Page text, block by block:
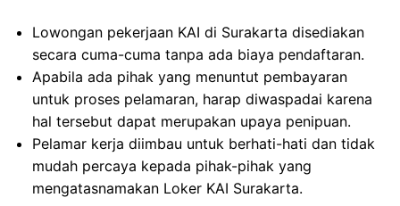
Lowongan pekerjaan KAI di Surakarta disediakan
secara cuma-cuma tanpa ada biaya pendaftaran.
Apabila ada pihak yang menuntut pembayaran
untuk proses pelamaran, harap diwaspadai karena
hal tersebut dapat merupakan upaya penipuan.
Pelamar kerja diimbau untuk berhati-hati dan tidak
mudah percaya kepada pihak-pihak yang
mengatasnamakan Loker KAI Surakarta.